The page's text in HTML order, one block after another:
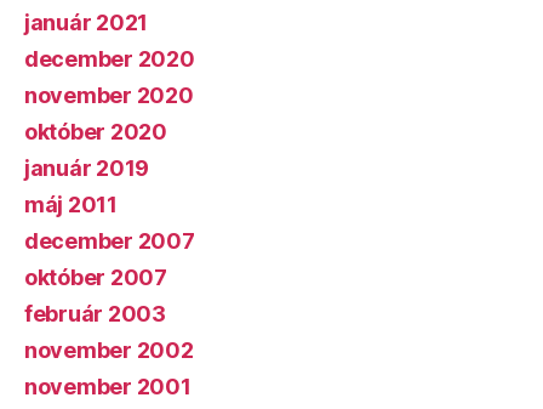
január 2021
december 2020
november 2020
október 2020
január 2019
máj 2011
december 2007
október 2007
február 2003
november 2002
november 2001